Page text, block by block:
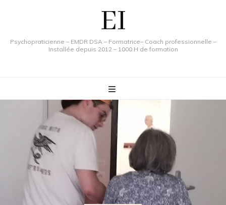
EI
Psychopraticienne – EMDR DSA – Formatrice– Coach professionnelle –
Installée depuis 2012 – 1000 H de formation